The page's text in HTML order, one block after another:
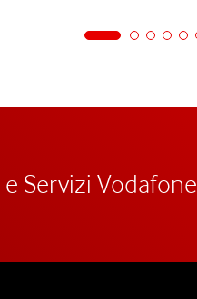
Servizi Vodafone